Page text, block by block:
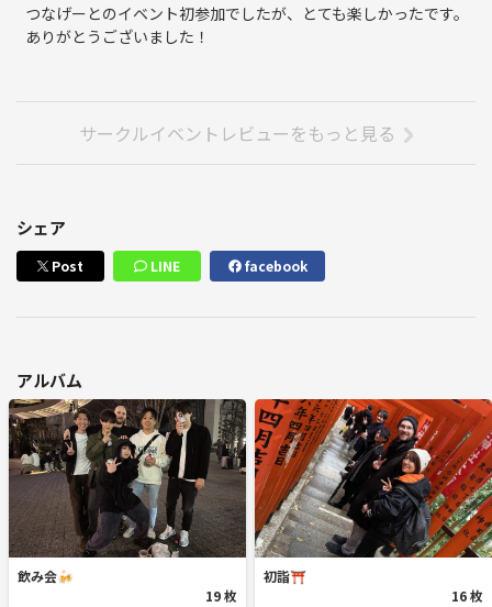
つなげーとのイベント初参加でしたが、とても楽しかったです。
ありがとうございました！
サークルイベントレビューをもっと見る
シェア
Post LINE facebook
アルバム
飲み会🍻
19 枚
初詣⛩️
16 枚